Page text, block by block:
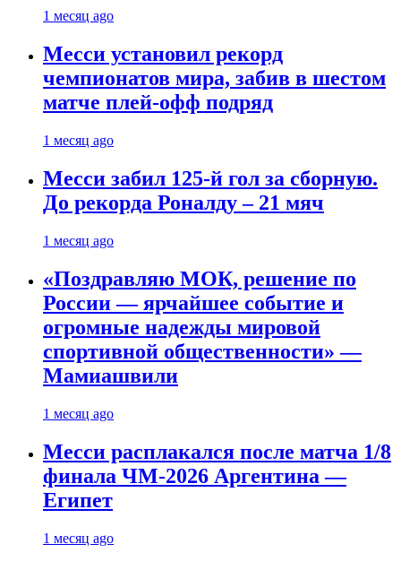
1 месяц ago
Месси установил рекорд
чемпионатов мира, забив в шестом
матче плей‑офф подряд
1 месяц ago
Месси забил 125-й гол за сборную.
До рекорда Роналду – 21 мяч
1 месяц ago
«Поздравляю МОК, решение по
России — ярчайшее событие и
огромные надежды мировой
спортивной общественности» —
Мамиашвили
1 месяц ago
Месси расплакался после матча 1/8
финала ЧМ-2026 Аргентина —
Египет
1 месяц ago